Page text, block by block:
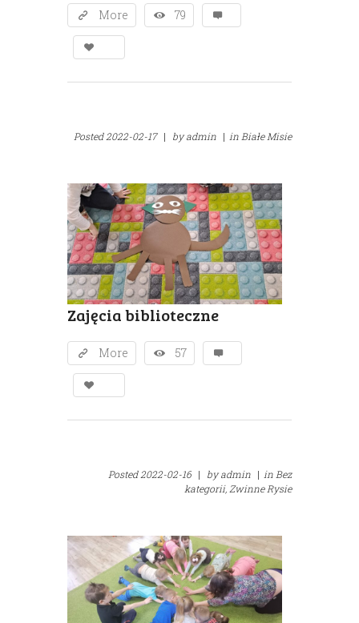
More 79
Posted2022-02-17 | byadmin | in Białe Misie
Zajęcia biblioteczne
More 57
Posted2022-02-16 | byadmin | in Bez
kategorii, Zwinne Rysie